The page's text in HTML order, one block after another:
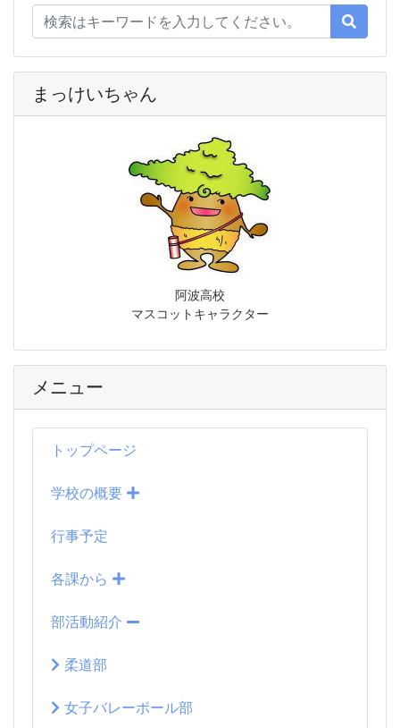
まっけいちゃん
阿波高校
マスコットキャラクター
メニュー
トップページ
学校の概要
行事予定
各課から
部活動紹介
柔道部
女子バレーボール部